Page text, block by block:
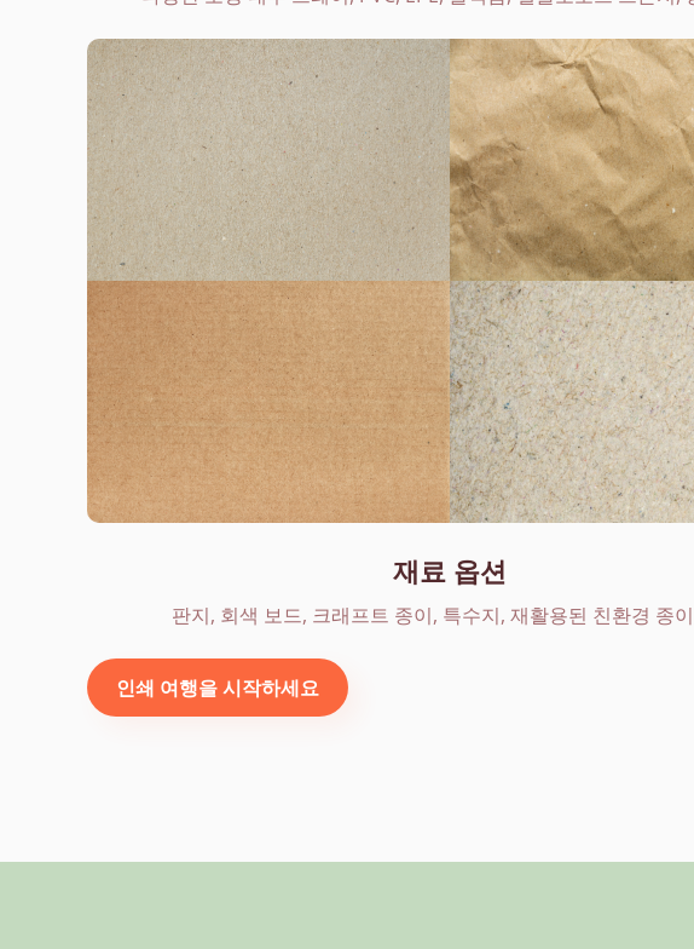
재료 옵션
판지, 회색 보드, 크래프트 종이, 특수지, 재활용된 친환경 종
인쇄 여행을 시작하세요